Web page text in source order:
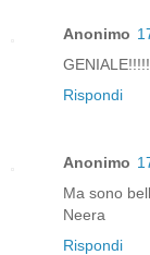
Anonimo
GENIALE!!!!!
Rispondi
Anonimo
Ma sono
Neera
Rispondi